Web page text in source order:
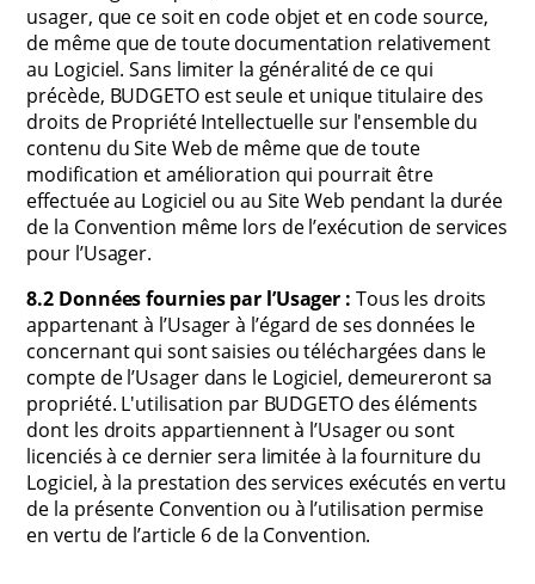
usager, que ce soit en code objet et en code source,
de même que de toute documentation relativement
au Logiciel. Sans limiter la généralité de ce qui
précède, BUDGETO est seule et unique titulaire des
droits de Propriété Intellectuelle sur l'ensemble du
contenu du Site Web de même que de toute
modification et amélioration qui pourrait être
effectuée au Logiciel ou au Site Web pendant la durée
de la Convention même lors de l’exécution de services
pour l’Usager.
8.2 Données fournies par l’Usager : Tous les droits
appartenant à l’Usager à l’égard de ses données le
concernant qui sont saisies ou téléchargées dans le
compte de l’Usager dans le Logiciel, demeureront sa
propriété. L'utilisation par BUDGETO des éléments
dont les droits appartiennent à l’Usager ou sont
licenciés à ce dernier sera limitée à la fourniture du
Logiciel, à la prestation des services exécutés en vertu
de la présente Convention ou à l’utilisation permise
en vertu de l’article 6 de la Convention.